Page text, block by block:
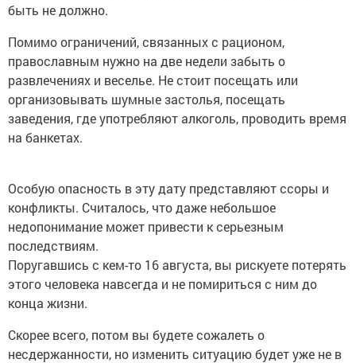
быть не должно.
Помимо ограничений, связанных с рационом,
православным нужно на две недели забыть о
развлечениях и веселье. Не стоит посещать или
организовывать шумные застолья, посещать
заведения, где употребляют алкоголь, проводить время
на банкетах.
Особую опасность в эту дату представляют ссоры и
конфликты. Считалось, что даже небольшое
недопонимание может привести к серьезным
последствиям.
Поругавшись с кем-то 16 августа, вы рискуете потерять
этого человека навсегда и не помириться с ним до
конца жизни.
Скорее всего, потом вы будете сожалеть о
несдержанности, но изменить ситуацию будет уже не в